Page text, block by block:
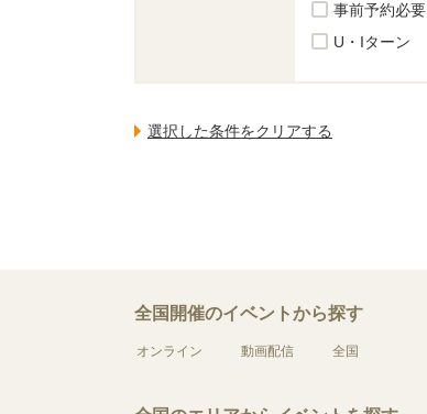
事前予約必要
U・Iターン
全国開催のイベントから探す
オンライン 動画配信 全国